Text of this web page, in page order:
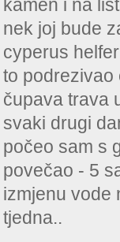
kamen i na
nek joj bude
cyperus
to podrezivao
čupava trava
svaki drugi
počeo sam s
povečao - 5
izmjenu vode
tjedna..